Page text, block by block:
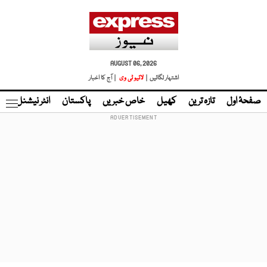
AUGUST 06, 2026
اشتہار لگائیں |
لائیو ٹی وی | آج کا اخبار
صفحۂ اول تازہ ترین کھیل خاص خبریں پاکستان انٹر نیشنل